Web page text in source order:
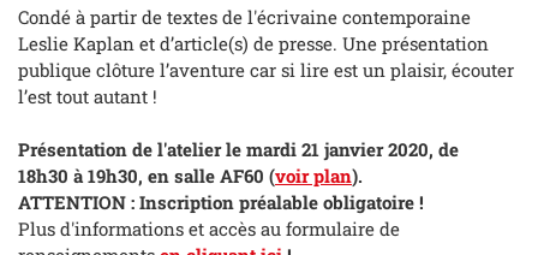
Condé à partir de textes de l'écrivaine contemporaine
Leslie Kaplan et d’article(s) de presse. Une présentation
publique clôture l’aventure car si lire est un plaisir, écouter
l’est tout autant !
Présentation de l'atelier le mardi 21 janvier 2020, de
18h30 à 19h30, en salle AF60 (voir plan).
ATTENTION : Inscription préalable obligatoire !
Plus d'informations et accès au formulaire de